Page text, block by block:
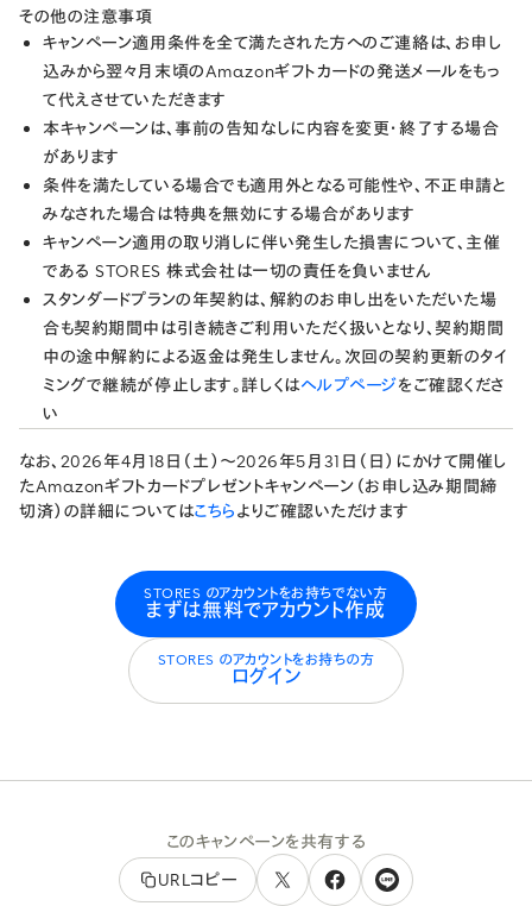
その他の注意事項
キャンペーン適用条件を全て満たされた方へのご連絡は、お申し
込みから翌々月末頃のAmazonギフトカードの発送メールをもっ
て代えさせていただきます
本キャンペーンは、事前の告知なしに内容を変更・終了する場合
があります
条件を満たしている場合でも適用外となる可能性や、不正申請と
みなされた場合は特典を無効にする場合があります
キャンペーン適用の取り消しに伴い発生した損害について、主催
である STORES 株式会社は一切の責任を負いません
スタンダードプランの年契約は、解約のお申し出をいただいた場
合も契約期間中は引き続きご利用いただく扱いとなり、契約期間
中の途中解約による返金は発生しません。次回の契約更新のタイ
ミングで継続が停止します。詳しくはヘルプページをご確認くださ
い
なお、2026年4月18日（土）〜2026年5月31日（日）にかけて開催し
たAmazonギフトカードプレゼントキャンペーン（お申し込み期間締
切済）の詳細についてはこちらよりご確認いただけます
STORES のアカウントをお持ちでない方
まずは無料でアカウント作成
STORES のアカウントをお持ちの方
ログイン
このキャンペーンを共有する
URLコピー